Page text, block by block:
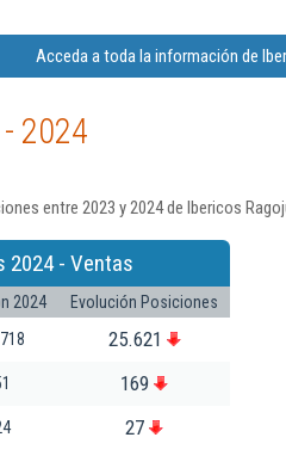
Acceda a toda la información de
2024
entre 2023 y 2024 de Ibericos
2024 - Ventas
2024
Evolución Posiciones
25.621
169
27